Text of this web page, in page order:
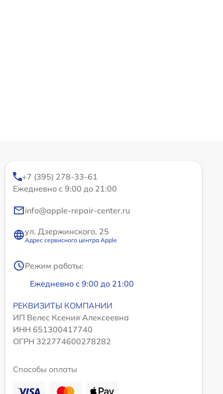
+7 (395) 278-33-61
Ежедневно с 9:00 до 21:00
info@apple-repair-center.ru
ул. Дзержинского, 25
Адрес сервисного центра Apple
Режим работы:
Ежедневно с 9:00 до 21:00
РЕКВИЗИТЫ КОМПАНИИ
ИП Велес Ксения Алексеевна
ИНН 651300417740
ОГРН 322774600278282
Способы оплаты